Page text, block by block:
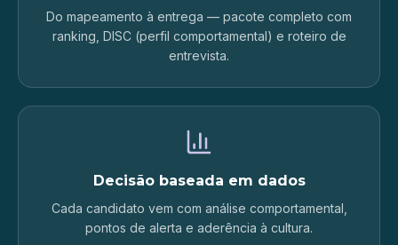
Do mapeamento à entrega — pacote completo com
ranking, DISC (perfil comportamental) e roteiro de
entrevista.
Decisão baseada em dados
Cada candidato vem com análise comportamental,
pontos de alerta e aderência à cultura.